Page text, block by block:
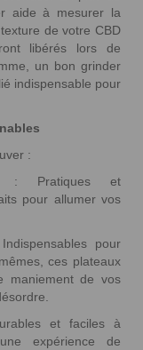
aide à mesurer la
de votre CBD
libérés lors de
un bon grinder
indispensable pour
:
: Pratiques et
pour allumer vos
pour
ces plateaux
maniement de vos
et faciles à
expérience de